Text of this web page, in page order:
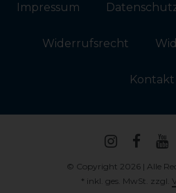
Impressum
Widerrufs­recht
Kontakt
© Copyright 2026 | Alle
* inkl. ges. MwSt. zzgl.